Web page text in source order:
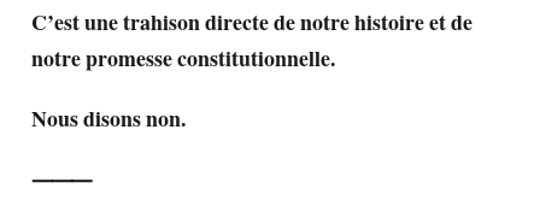
C’est une trahison directe de notre histoire et de
notre promesse constitutionnelle.
Nous disons non.
⸻